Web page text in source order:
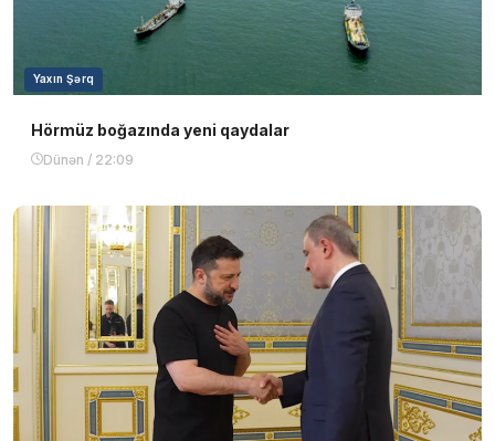
Yaxın Şərq
Hörmüz boğazında yeni qaydalar
Dünən / 22:09